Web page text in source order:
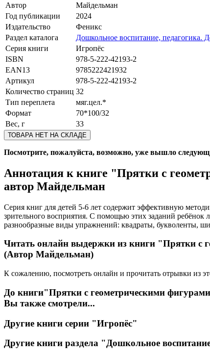
Автор
Майдельман
Год публикации
2024
Издательство
Феникс
Раздел каталога
Дошкольное воспитание, педагогика.
Серия книги
Игропёс
ISBN
978-5-222-42193-2
EAN13
9785222421932
Артикул
978-5-222-42193-2
Количество страниц 32
Тип переплета
мяг.цел.*
Формат
70*100/32
Вес, г
33
ТОВАРА НЕТ НА СКЛАДЕ
Посмотрите, пожалуйста, возможно, уже вышло
Аннотация к книге "Прятки с
автор Майдельман
Серия книг для детей 5-6 лет содержит эффективную
зрительного восприятия. С помощью этих заданий
разнообразные виды упражнений: квадраты, букволенты,
Читать онлайн выдержки из книги "Прятки с
(Автор Майдельман)
К сожалению, посмотреть онлайн и прочитать отрывки из
До книги"Прятки с геометрическими
Вы также смотрели...
Другие книги серии "Игропёс"
Другие книги раздела "Дошкольное